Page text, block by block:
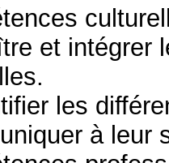
et intégrer
les
à leur